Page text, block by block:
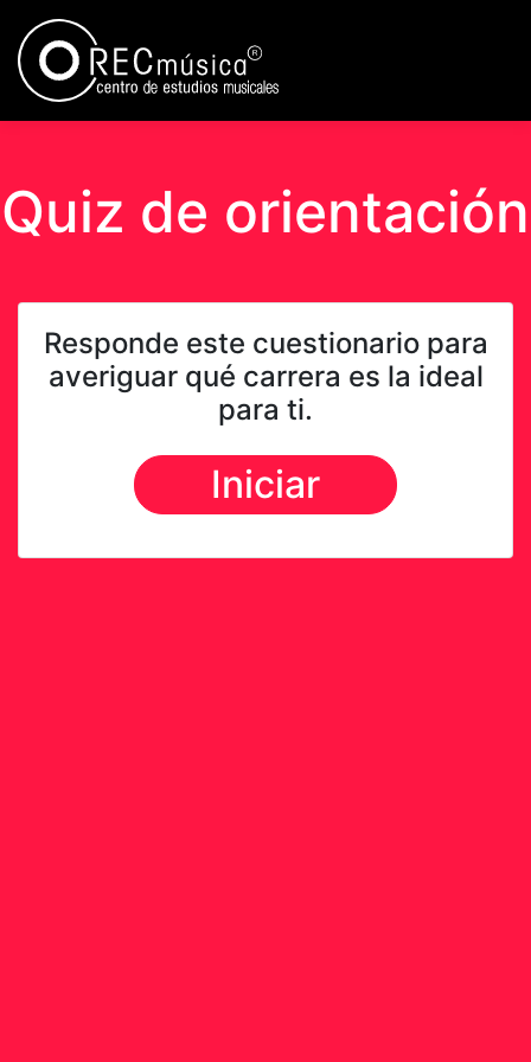
Quiz de orientación
Responde este cuestionario para
averiguar qué carrera es la ideal
para ti.
Iniciar